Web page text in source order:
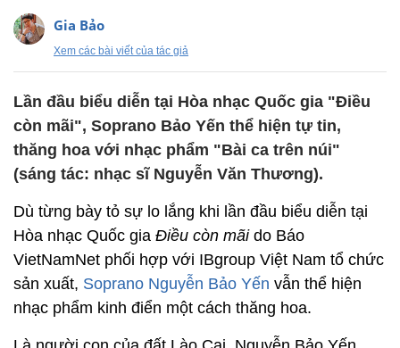
Gia Bảo
Xem các bài viết của tác giả
Lần đầu biểu diễn tại Hòa nhạc Quốc gia "Điều
còn mãi", Soprano Bảo Yến thể hiện tự tin,
thăng hoa với nhạc phẩm "Bài ca trên núi"
(sáng tác: nhạc sĩ Nguyễn Văn Thương).
Dù từng bày tỏ sự lo lắng khi lần đầu biểu diễn tại
Hòa nhạc Quốc gia Điều còn mãido Báo
VietNamNet phối hợp với IBgroup Việt Nam tổ chức
sản xuất, Soprano Nguyễn Bảo Yến vẫn thể hiện
nhạc phẩm kinh điển một cách thăng hoa.